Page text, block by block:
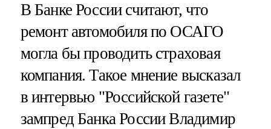
В Банке России считают, что
ремонт автомобиля по ОСАГО
могла бы проводить страховая
компания. Такое мнение высказал
в интервью "Российской газете"
зампред Банка России Владимир